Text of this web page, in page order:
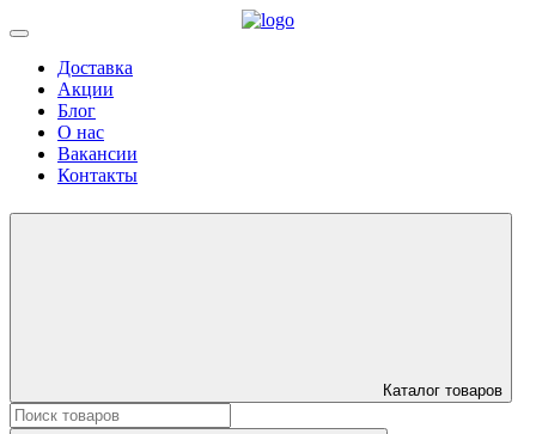
Доставка
Акции
Блог
О нас
Вакансии
Контакты
Каталог товаров
Искать: